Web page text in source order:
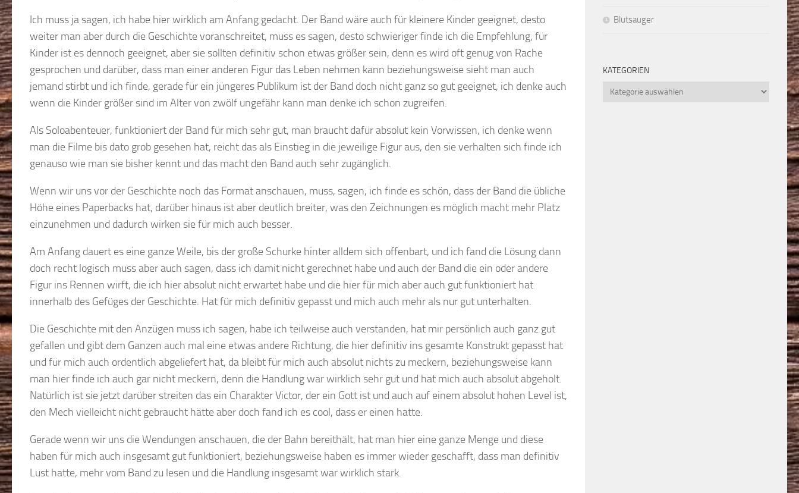
Ich muss ja sagen, ich habe hier wirklich am Anfang gedacht. Der Band wäre auch für kleinere Kinder geeignet, desto
weiter man aber durch die Geschichte voranschreitet, muss es sagen, desto schwieriger finde ich die Empfehlung, für
Kinder ist es dennoch geeignet, aber sie sollten definitiv schon etwas größer sein, denn es wird oft genug von Rache
gesprochen und darüber, dass man einer anderen Figur das Leben nehmen kann beziehungsweise sieht man auch
jemand stirbt und ich finde, gerade für ein jüngeres Publikum ist der Band doch nicht ganz so gut geeignet, ich denke auch
wenn die Kinder größer sind im Alter von zwölf ungefähr kann man denke ich schon zugreifen.
Als Soloabenteuer, funktioniert der Band für mich sehr gut, man braucht dafür absolut kein Vorwissen, ich denke wenn
man die Filme bis dato grob gesehen hat, reicht das als Einstieg in die jeweilige Figur aus, den sie verhalten sich finde ich
genauso wie man sie bisher kennt und das macht den Band auch sehr zugänglich.
Wenn wir uns vor der Geschichte noch das Format anschauen, muss, sagen, ich finde es schön, dass der Band die übliche
Höhe eines Paperbacks hat, darüber hinaus ist aber deutlich breiter, was den Zeichnungen es möglich macht mehr Platz
einzunehmen und dadurch wirken sie für mich auch besser.
Am Anfang dauert es eine ganze Weile, bis der große Schurke hinter alldem sich offenbart, und ich fand die Lösung dann
doch recht logisch muss aber auch sagen, dass ich damit nicht gerechnet habe und auch der Band die ein oder andere
Figur ins Rennen wirft, die ich hier absolut nicht erwartet habe und die hier für mich aber auch gut funktioniert hat
innerhalb des Gefüges der Geschichte. Hat für mich definitiv gepasst und mich auch mehr als nur gut unterhalten.
Die Geschichte mit den Anzügen muss ich sagen, habe ich teilweise auch verstanden, hat mir persönlich auch ganz gut
gefallen und gibt dem Ganzen auch mal eine etwas andere Richtung, die hier definitiv ins gesamte Konstrukt gepasst hat
und für mich auch ordentlich abgeliefert hat, da bleibt für mich auch absolut nichts zu meckern, beziehungsweise kann
man hier finde ich auch gar nicht meckern, denn die Handlung war wirklich sehr gut und hat mich auch absolut abgeholt.
Natürlich ist sie jetzt darüber streiten das ein Charakter Victor, der ein Gott ist und auch auf einem absolut hohen Level ist,
den Mech vielleicht nicht gebraucht hätte aber doch fand ich es cool, dass er einen hatte.
Gerade wenn wir uns die Wendungen anschauen, die der Bahn bereithält, hat man hier eine ganze Menge und diese
haben für mich auch insgesamt gut funktioniert, beziehungsweise haben es immer wieder geschafft, dass man definitiv
Lust hatte, mehr vom Band zu lesen und die Handlung insgesamt war wirklich stark.
Blutsauger
KATEGORIEN
Kategorien